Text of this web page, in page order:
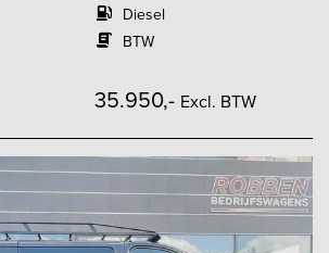
Diesel
BTW
35.950,- Excl. BTW